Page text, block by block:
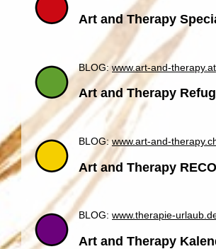
Art and Therapy
BLOG:www.art-and-therapy.at
Art and Therapy
BLOG:www.art-and-
Art and Therapy
BLOG: www.therapie-
Art and Therapy